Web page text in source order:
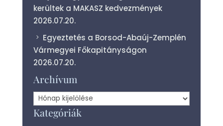
kerültek a MAKASZ kedvezmények
2026.07.20.
Egyeztetés a Borsod-Abaúj-Zemplén
Vármegyei Főkapitányságon
2026.07.20.
Archívum
Archívum
Kategóriák